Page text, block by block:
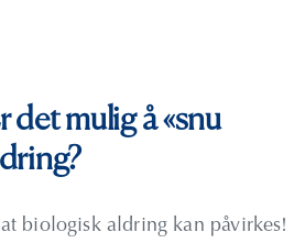
det mulig å «snu
biologisk aldring kan påvirkes!